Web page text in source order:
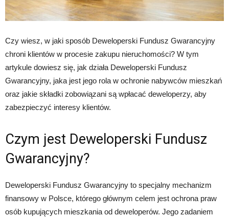
Czy wiesz, w jaki sposób Deweloperski Fundusz Gwarancyjny
chroni klientów w procesie zakupu nieruchomości? W tym
artykule dowiesz się, jak działa Deweloperski Fundusz
Gwarancyjny, jaka jest jego rola w ochronie nabywców mieszkań
oraz jakie składki zobowiązani są wpłacać deweloperzy, aby
zabezpieczyć interesy klientów.
Czym jest Deweloperski Fundusz
Gwarancyjny?
Deweloperski Fundusz Gwarancyjny to specjalny mechanizm
finansowy w Polsce, którego głównym celem jest ochrona praw
osób kupujących mieszkania od deweloperów. Jego zadaniem